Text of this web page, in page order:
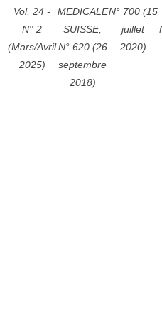
Vol. 24 -
N° 2
(Mars/Avril
2025)
MEDICALE
SUISSE,
N° 620 (26
septembre
2018)
N° 700 (15
juillet
2020)